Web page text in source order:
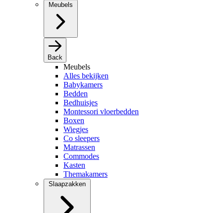
Meubels
Back
Meubels
Alles bekijken
Babykamers
Bedden
Bedhuisjes
Montessori vloerbedden
Boxen
Wiegjes
Co sleepers
Matrassen
Commodes
Kasten
Themakamers
Slaapzakken